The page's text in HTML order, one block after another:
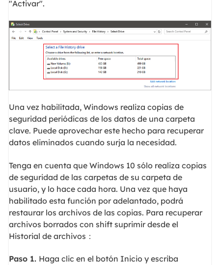
"Activar".
Una vez habilitada, Windows realiza copias de
seguridad periódicas de los datos de una carpeta
clave. Puede aprovechar este hecho para recuperar
datos eliminados cuando surja la necesidad.
Tenga en cuenta que Windows 10 sólo realiza copias
de seguridad de las carpetas de su carpeta de
usuario, y lo hace cada hora. Una vez que haya
habilitado esta función por adelantado, podrá
restaurar los archivos de las copias. Para recuperar
archivos borrados con shift suprimir desde el
Historial de archivos：
Paso 1. Haga clic en el botón Inicio y escriba